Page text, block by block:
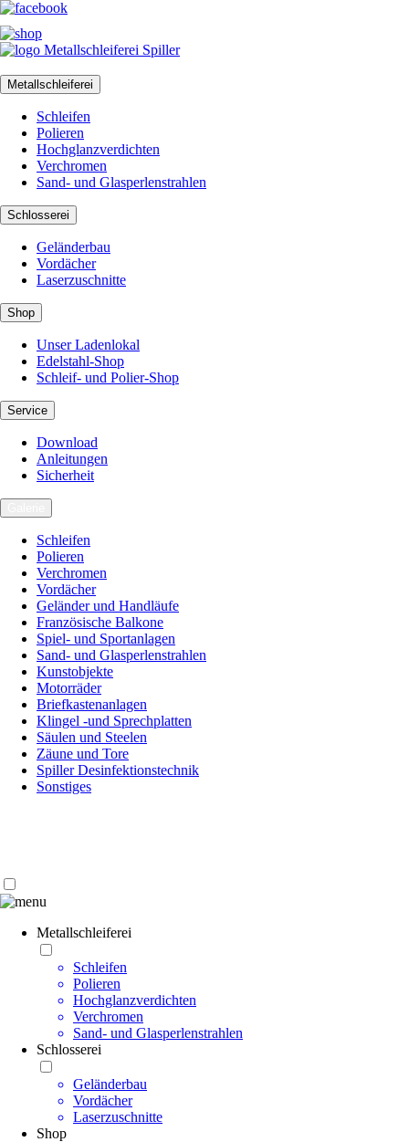
Metallschleiferei
Schleifen
Polieren
Hochglanzverdichten
Verchromen
Sand- und Glasperlenstrahlen
Schlosserei
Geländerbau
Vordächer
Laserzuschnitte
Shop
Unser Ladenlokal
Edelstahl-Shop
Schleif- und Polier-Shop
Service
Download
Anleitungen
Sicherheit
Schleifen
Polieren
Verchromen
Vordächer
Geländer und Handläufe
Französische Balkone
Spiel- und Sportanlagen
Sand- und Glasperlenstrahlen
Kunstobjekte
Motorräder
Briefkastenanlagen
Klingel -und Sprechplatten
Säulen und Steelen
Zäune und Tore
Spiller Desinfektionstechnik
Sonstiges
Metallschleiferei
Schleifen
Polieren
Hochglanzverdichten
Verchromen
Sand- und Glasperlenstrahlen
Schlosserei
Geländerbau
Vordächer
Laserzuschnitte
Shop